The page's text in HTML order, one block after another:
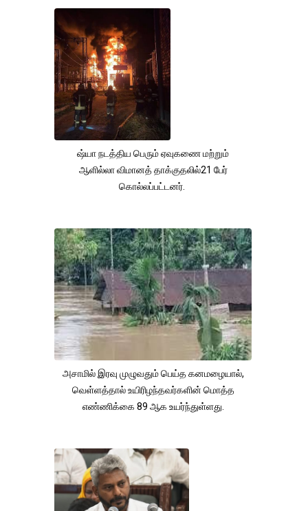
ஷ்யா நடத்திய பெரும் ஏவுகணை மற்றும்
ஆளில்லா விமானத் தாக்குதலில்21 பேர்
கொல்லப்பட்டனர்.
அசாமில் இரவு முழுவதும் பெய்த கனமழையால்,
வெள்ளத்தால் உயிரிழந்தவர்களின் மொத்த
எண்ணிக்கை 89 ஆக உயர்ந்துள்ளது.